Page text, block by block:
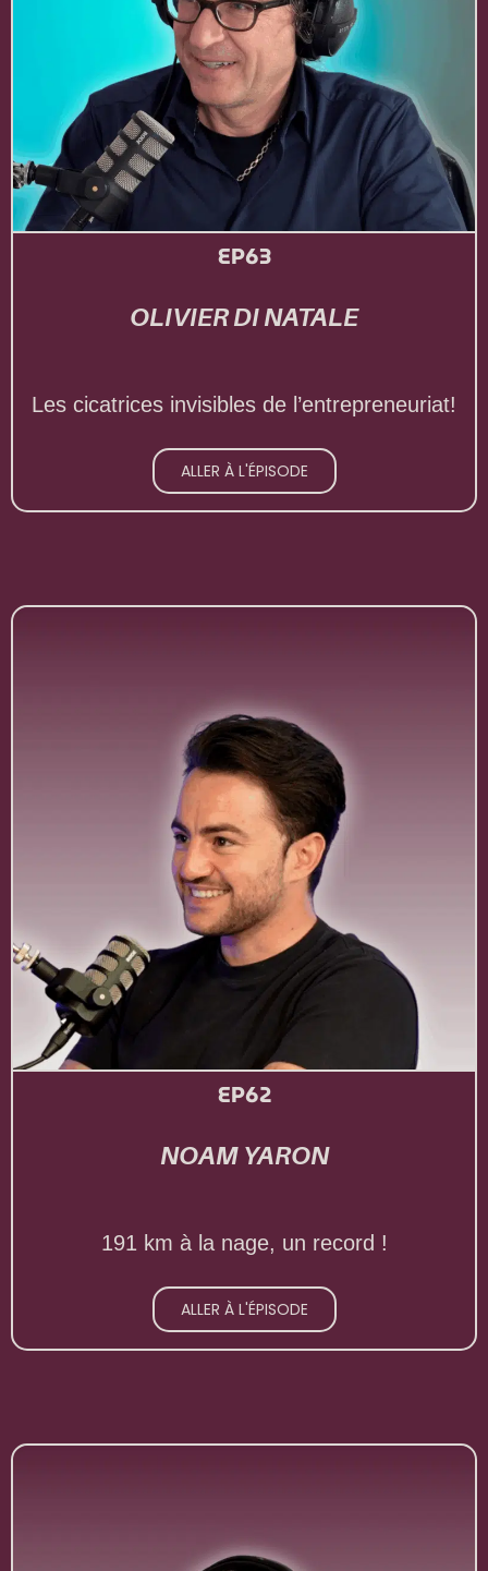
EP63
OLIVIER DI NATALE
Les cicatrices invisibles de l’entrepreneuriat!
ALLER À L'ÉPISODE
EP62
NOAM YARON
191 km à la nage, un record !
ALLER À L'ÉPISODE